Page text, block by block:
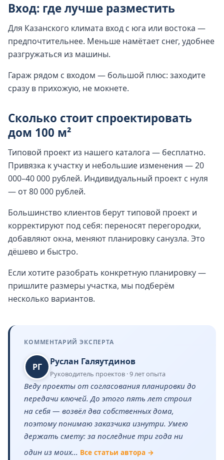
Вход: где лучше разместить
Для Казанского климата вход с юга или востока —
предпочтительнее. Меньше намётает снег, удобнее
разгружаться из машины.
Гараж рядом с входом — большой плюс: заходите
сразу в прихожую, не мокнете.
Сколько стоит спроектировать
дом 100 м²
Типовой проект из нашего каталога — бесплатно.
Привязка к участку и небольшие изменения — 20
000–40 000 рублей. Индивидуальный проект с нуля
— от 80 000 рублей.
Большинство клиентов берут типовой проект и
корректируют под себя: переносят перегородки,
добавляют окна, меняют планировку санузла. Это
дёшево и быстро.
Если хотите разобрать конкретную планировку —
пришлите размеры участка, мы подберём
несколько вариантов.
КОММЕНТАРИЙ ЭКСПЕРТА
РГ
Руслан Галяутдинов
Руководитель проектов · 9 лет опыта
Веду проекты от согласования планировки до
передачи ключей. До этого пять лет строил
на себя — возвёл два собственных дома,
поэтому понимаю заказчика изнутри. Умею
держать смету: за последние три года ни
один из моих... Все статьи автора →